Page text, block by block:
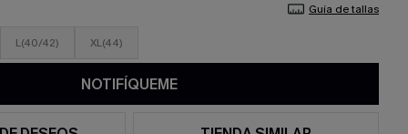
Guía de tallas
L(40/42) XL(44)
NOTIFÍQUEME